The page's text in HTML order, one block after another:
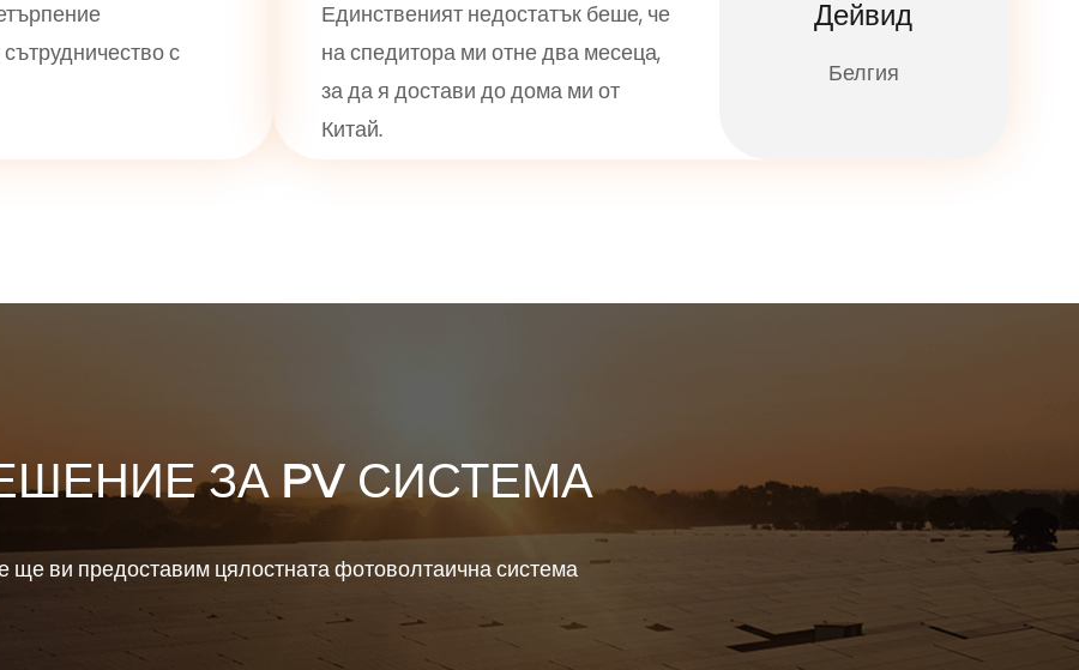
с
Единственият недостатък беше, че
на спедитора ми отне два месеца,
за да я достави до дома ми от
Китай.
Дейвид
Белгия
ЗА PV СИСТЕМА
ще ви предоставим цялостната фотоволтаична система